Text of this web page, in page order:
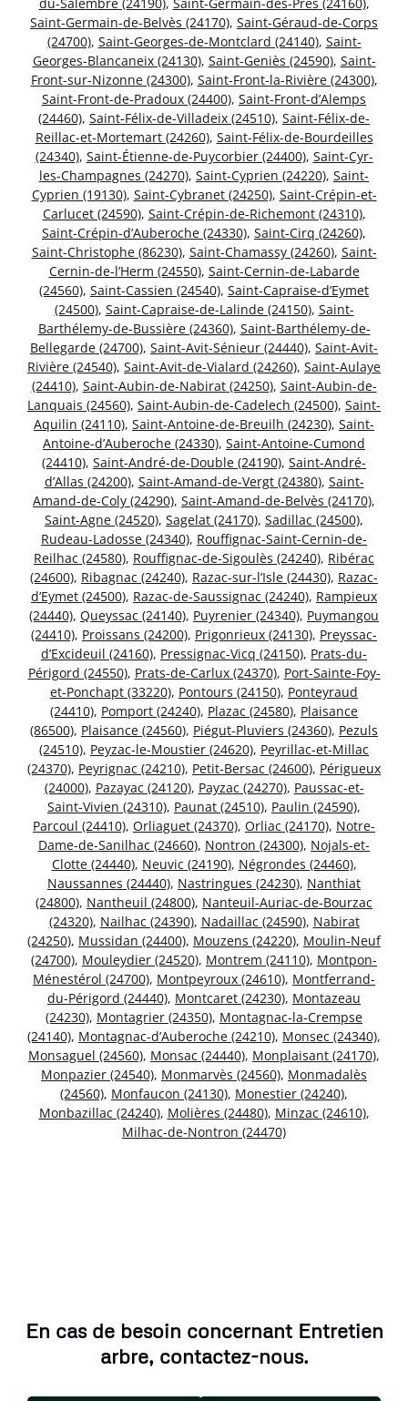
Saint-Germain-de-Belvès (24170), Saint-Géraud-de-Corps
(24700), Saint-Georges-de-Montclard (24140), Saint-
Georges-Blancaneix (24130), Saint-Geniès (24590), Saint-
Front-sur-Nizonne (24300), Saint-Front-la-Rivière (24300),
Saint-Front-de-Pradoux (24400), Saint-Front-d’Alemps
(24460), Saint-Félix-de-Villadeix (24510), Saint-Félix-de-
Reillac-et-Mortemart (24260), Saint-Félix-de-Bourdeilles
(24340), Saint-Étienne-de-Puycorbier (24400), Saint-Cyr-
les-Champagnes (24270), Saint-Cyprien (24220), Saint-
Cyprien (19130), Saint-Cybranet (24250), Saint-Crépin-et-
Carlucet (24590), Saint-Crépin-de-Richemont (24310),
Saint-Crépin-d’Auberoche (24330), Saint-Cirq (24260),
Saint-Christophe (86230), Saint-Chamassy (24260), Saint-
Cernin-de-l’Herm (24550), Saint-Cernin-de-Labarde
(24560), Saint-Cassien (24540), Saint-Capraise-d’Eymet
(24500), Saint-Capraise-de-Lalinde (24150), Saint-
Barthélemy-de-Bussière (24360), Saint-Barthélemy-de-
Bellegarde (24700), Saint-Avit-Sénieur (24440), Saint-Avit-
Rivière (24540), Saint-Avit-de-Vialard (24260), Saint-Aulaye
(24410), Saint-Aubin-de-Nabirat (24250), Saint-Aubin-de-
Lanquais (24560), Saint-Aubin-de-Cadelech (24500), Saint-
Aquilin (24110), Saint-Antoine-de-Breuilh (24230), Saint-
Antoine-d’Auberoche (24330), Saint-Antoine-Cumond
(24410), Saint-André-de-Double (24190), Saint-André-
d’Allas (24200), Saint-Amand-de-Vergt (24380), Saint-
Amand-de-Coly (24290), Saint-Amand-de-Belvès (24170),
Saint-Agne (24520), Sagelat (24170), Sadillac (24500),
Rudeau-Ladosse (24340), Rouffignac-Saint-Cernin-de-
Reilhac (24580), Rouffignac-de-Sigoulès (24240), Ribérac
(24600), Ribagnac (24240), Razac-sur-l’Isle (24430), Razac-
d’Eymet (24500), Razac-de-Saussignac (24240), Rampieux
(24440), Queyssac (24140), Puyrenier (24340), Puymangou
(24410), Proissans (24200), Prigonrieux (24130), Preyssac-
d’Excideuil (24160), Pressignac-Vicq (24150), Prats-du-
Périgord (24550), Prats-de-Carlux (24370), Port-Sainte-Foy-
et-Ponchapt (33220), Pontours (24150), Ponteyraud
(24410), Pomport (24240), Plazac (24580), Plaisance
(86500), Plaisance (24560), Piégut-Pluviers (24360), Pezuls
(24510), Peyzac-le-Moustier (24620), Peyrillac-et-Millac
(24370), Peyrignac (24210), Petit-Bersac (24600), Périgueux
(24000), Pazayac (24120), Payzac (24270), Paussac-et-
Saint-Vivien (24310), Paunat (24510), Paulin (24590),
Parcoul (24410), Orliaguet (24370), Orliac (24170), Notre-
Dame-de-Sanilhac (24660), Nontron (24300), Nojals-et-
Clotte (24440), Neuvic (24190), Négrondes (24460),
Naussannes (24440), Nastringues (24230), Nanthiat
(24800), Nantheuil (24800), Nanteuil-Auriac-de-Bourzac
(24320), Nailhac (24390), Nadaillac (24590), Nabirat
(24250), Mussidan (24400), Mouzens (24220), Moulin-Neuf
(24700), Mouleydier (24520), Montrem (24110), Montpon-
Ménestérol (24700), Montpeyroux (24610), Montferrand-
du-Périgord (24440), Montcaret (24230), Montazeau
(24230), Montagrier (24350), Montagnac-la-Crempse
(24140), Montagnac-d’Auberoche (24210), Monsec (24340),
Monsaguel (24560), Monsac (24440), Monplaisant (24170),
Monpazier (24540), Monmarvès (24560), Monmadalès
(24560), Monfaucon (24130), Monestier (24240),
Monbazillac (24240), Molières (24480), Minzac (24610),
Milhac-de-Nontron (24470)
En cas de besoin concernant Entretien
arbre, contactez-nous.